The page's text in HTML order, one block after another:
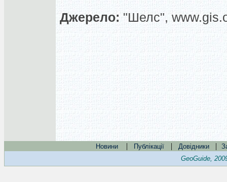
Джерело: "Шелс",
Новини | Публікації | Довідники |
GeoGuide,